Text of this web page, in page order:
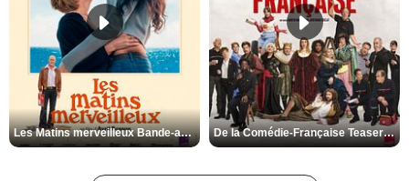
Les Matins merveilleux Bande-annonce VF De la Comédie-Française Teaser VF